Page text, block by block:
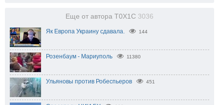
Еще от автора T0X1C 3036
Як Европа Украину сдавала. 144
Розенбаум - Мариуполь 11380
Ульяновы против Робеспьеров 451